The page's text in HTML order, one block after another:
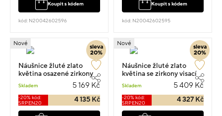
Koupit s kódem
kód: N20042602596
Koupit s kódem
kód: N20042602595
sleva
20%
Nové
Náušnice žluté zlato
květina osazené zirkony
Skladem 5 169 Kč
-20% kód:
SRPEN20
4 135 Kč
sleva
20%
Nové
Náušnice žluté zlato
květina se zirkony visací
Skladem 5 409 Kč
-20% kód:
SRPEN20
4 327 Kč